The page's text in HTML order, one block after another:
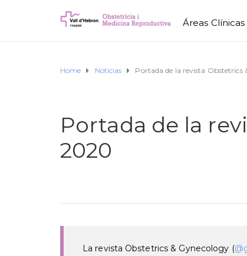
Áreas Clínicas
Home Noticias Portada de la revista Obstetrics
Portada de la
2020
La revista Obstetrics & Gynecology (